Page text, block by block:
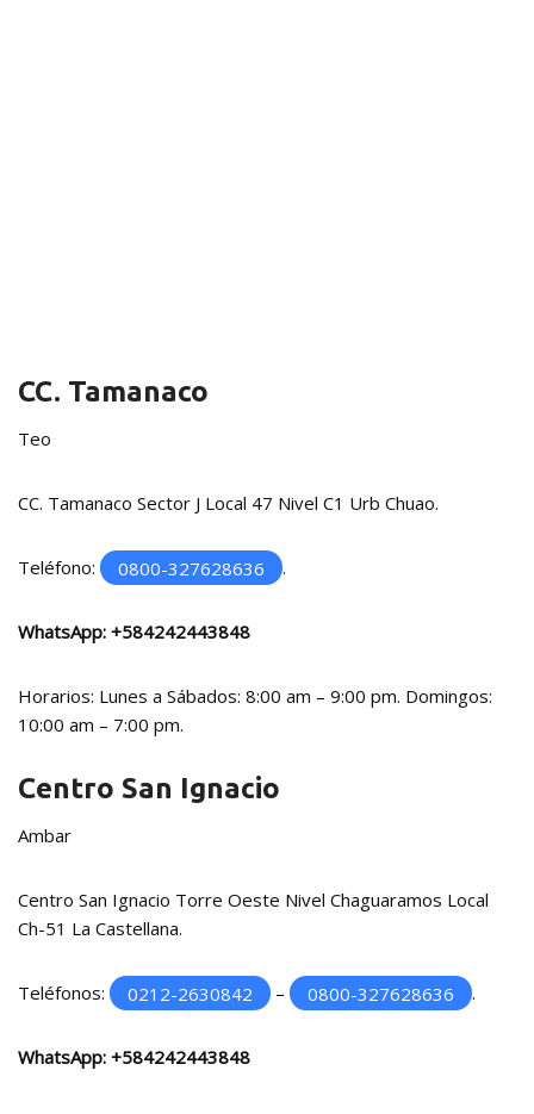
CC. Tamanaco
Teo
CC. Tamanaco Sector J Local 47 Nivel C1 Urb Chuao.
Teléfono: 0800-327628636 .
WhatsApp: +584242443848
Horarios: Lunes a Sábados: 8:00 am – 9:00 pm. Domingos:
10:00 am – 7:00 pm.
Centro San Ignacio
Ambar
Centro San Ignacio Torre Oeste Nivel Chaguaramos Local
Ch-51 La Castellana.
Teléfonos: 0212-2630842 – 0800-327628636 .
WhatsApp: +584242443848